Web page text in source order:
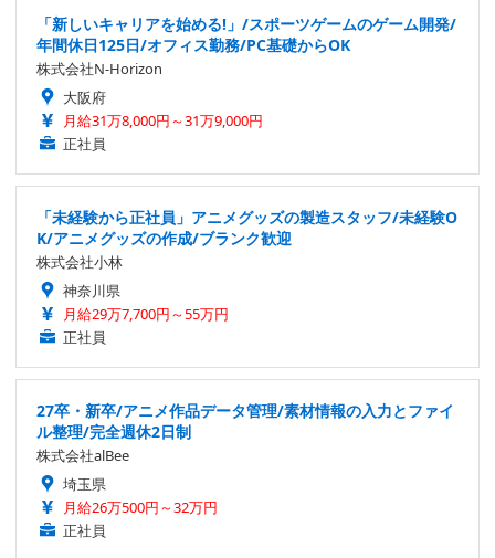
「新しいキャリアを始める!」/スポーツゲームのゲーム開発/
年間休日125日/オフィス勤務/PC基礎からOK
株式会社N-Horizon
大阪府
月給31万8,000円～31万9,000円
正社員
「未経験から正社員」アニメグッズの製造スタッフ/未経験O
K/アニメグッズの作成/ブランク歓迎
株式会社小林
神奈川県
月給29万7,700円～55万円
正社員
27卒・新卒/アニメ作品データ管理/素材情報の入力とファイ
ル整理/完全週休2日制
株式会社alBee
埼玉県
月給26万500円～32万円
正社員